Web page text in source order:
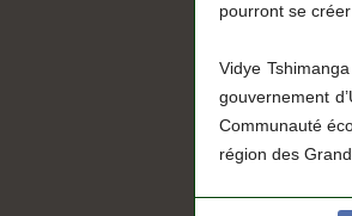
pourront se
Vidye
gouvernement
Communauté
région des